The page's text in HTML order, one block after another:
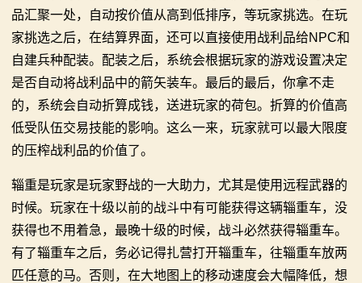
品汇聚一处，自动按价值从高到低排序，等玩家挑选。在玩
家挑选之后，在结算界面，还可以直接使用战利品给NPC和
自建兵种配装。配装之后，系统会根据玩家的游戏设置决定
是否自动将战利品中的箭矢装车。最后的最后，你拿不走
的，系统会自动折算成钱，送进玩家的荷包。折算的价值高
低受队伍交易技能的影响。这么一来，玩家就可以最大限度
的压榨战利品的价值了。
辎重是玩家是玩家野战的一大助力，尤其是使用远程武器的
时候。玩家在十级以前的战斗中有可能获得这辆辎重车，没
获得也不用着急，最晚十级的时候，战斗必然获得辎重车。
有了辎重车之后，务必记得扎营打开辎重车，往辎重车放两
匹任意的马。否则，在大地图上的移动速度会大幅降低，想